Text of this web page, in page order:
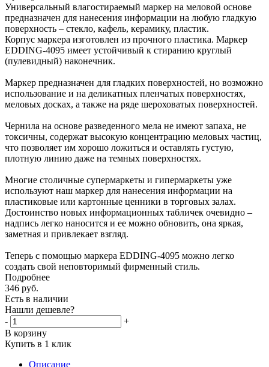
Универсальный влагостираемый маркер на меловой основе
предназначен для нанесения информации на любую гладкую
поверхность – стекло, кафель, керамику, пластик.
Корпус маркера изготовлен из прочного пластика. Маркер
EDDING-4095 имеет устойчивый к стиранию круглый
(пулевидный) наконечник.
Маркер предназначен для гладких поверхностей, но возможно
использование и на деликатных пленчатых поверхностях,
меловых досках, а также на ряде шероховатых поверхностей.
Чернила на основе разведенного мела не имеют запаха, не
токсичны, содержат высокую концентрацию меловых частиц,
что позволяет им хорошо ложиться и оставлять густую,
плотную линию даже на темных поверхностях.
Многие столичные супермаркеты и гипермаркеты уже
используют наш маркер для нанесения информации на
пластиковые или картонные ценники в торговых залах.
Достоинство новых информационных табличек очевидно –
надпись легко наносится и ее можно обновить, она яркая,
заметная и привлекает взгляд.
Теперь с помощью маркера EDDING-4095 можно легко
создать свой неповторимый фирменный стиль.
Подробнее
346 руб.
Есть в наличии
Нашли дешевле?
-
+
В корзину
Купить в 1 клик
Описание